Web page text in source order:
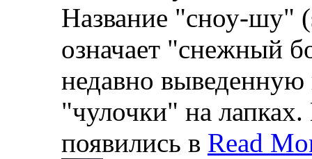
Название "сноу-шу"
означает "снежный
недавно выведенную
"чулочки" на
появились в Read